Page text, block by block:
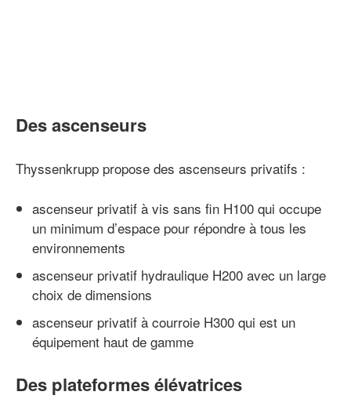
Des ascenseurs
Thyssenkrupp propose des ascenseurs privatifs :
ascenseur privatif à vis sans fin H100 qui occupe
un minimum d’espace pour répondre à tous les
environnements
ascenseur privatif hydraulique H200 avec un large
choix de dimensions
ascenseur privatif à courroie H300 qui est un
équipement haut de gamme
Des plateformes élévatrices